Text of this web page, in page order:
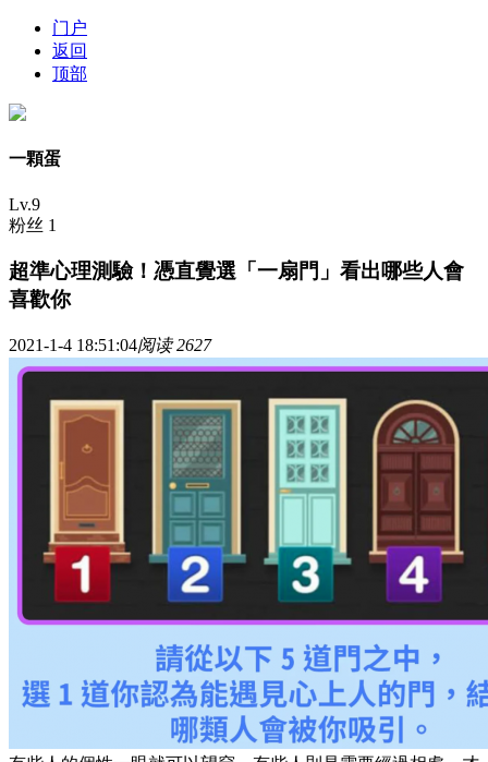
门户
返回
顶部
一顆蛋
Lv.9
粉丝 1
超準心理測驗！憑直覺選「一扇門」看出哪些人會
喜歡你
2021-1-4 18:51:04阅读 2627